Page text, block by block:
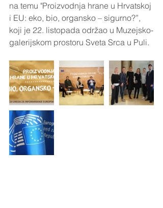
na temu "Proizvodnja hrane u Hrvatskoj
i EU: eko, bio, organsko – sigurno?”,
koji je 22. listopada održao u Muzejsko-
galerijskom prostoru Sveta Srca u Puli.